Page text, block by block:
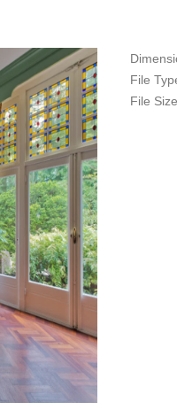
File
File